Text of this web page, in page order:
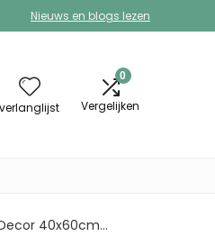
Nieuws en blogs lezen
verlanglijst
0
Vergelijken
40x60cm…